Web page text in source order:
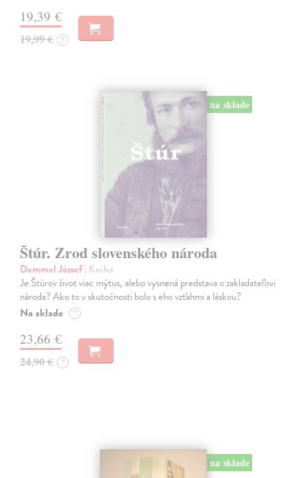
19,39 €
19,99 € ?
na sklade
Štúr. Zrod slovenského národa
Demmel József| Kniha
Je Štúrov život viac mýtus, alebo vysnená predstava o zakladateľovi
národa? Ako to v skutočnosti bolo s eho vzťahmi a láskou?
Na sklade ?
23,66 €
24,90 € ?
na sklade